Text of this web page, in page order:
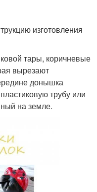
изготовления
тары, коричневые
вырезают
донышка
трубу или
на земле.